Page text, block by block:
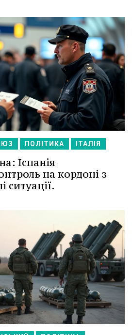
ПОЛІТИКА ІТАЛІЯ
Іспанія
на кордоні з
ситуації.